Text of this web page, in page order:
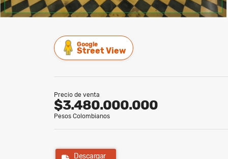
Google
Street View
Precio de venta
$3.480.000.000
Pesos Colombianos
Descargar